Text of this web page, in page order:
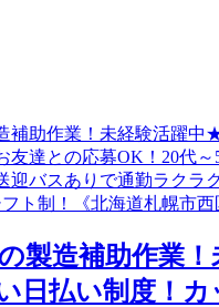
製造補助作業！
日払い制度！カ